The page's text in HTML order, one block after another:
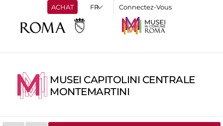
ACHAT Connectez-Vous
MUSEI CAPITOLINI CENTRALE
MONTEMARTINI